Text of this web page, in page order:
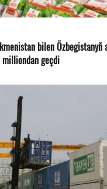
bilen Özbegistanyň
geçdi